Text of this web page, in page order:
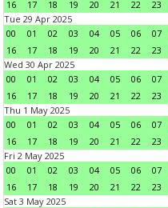
16 17 18 19 20 21 22
23
Tue 29 Apr 2025
00
01 02 03 04 05 06 07
16
17 18 19 20 21 22
23
Wed 30 Apr 2025
00
01 02 03 04 05 06 07
16
17 18 19 20 21 22
23
Thu 1 May 2025
00
01 02 03 04 05 06 07
16
17 18 19 20 21 22
23
Fri 2 May 2025
00
01 02 03 04 05 06 07
16
17 18 19 20 21 22
23
Sat 3 May 2025